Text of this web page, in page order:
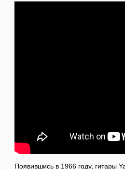
Появившись в 1966 году, гитары